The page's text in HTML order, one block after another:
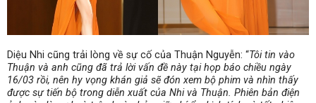
Diệu Nhi cũng trải lòng về sự cố của Thuận Nguyễn: “Tôi tin vào
Thuận và anh cũng đã trả lời vấn đề này tại họp báo chiều ngày
16/03 rồi, nên hy vọng khán giả sẽ đón xem bộ phim và nhìn thấy
được sự tiến bộ trong diễn xuất của Nhi và Thuận. Phiên bản điện